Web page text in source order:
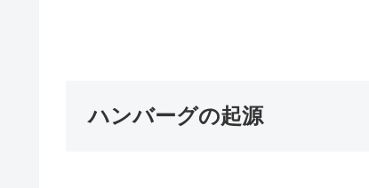
ハンバーグの起源